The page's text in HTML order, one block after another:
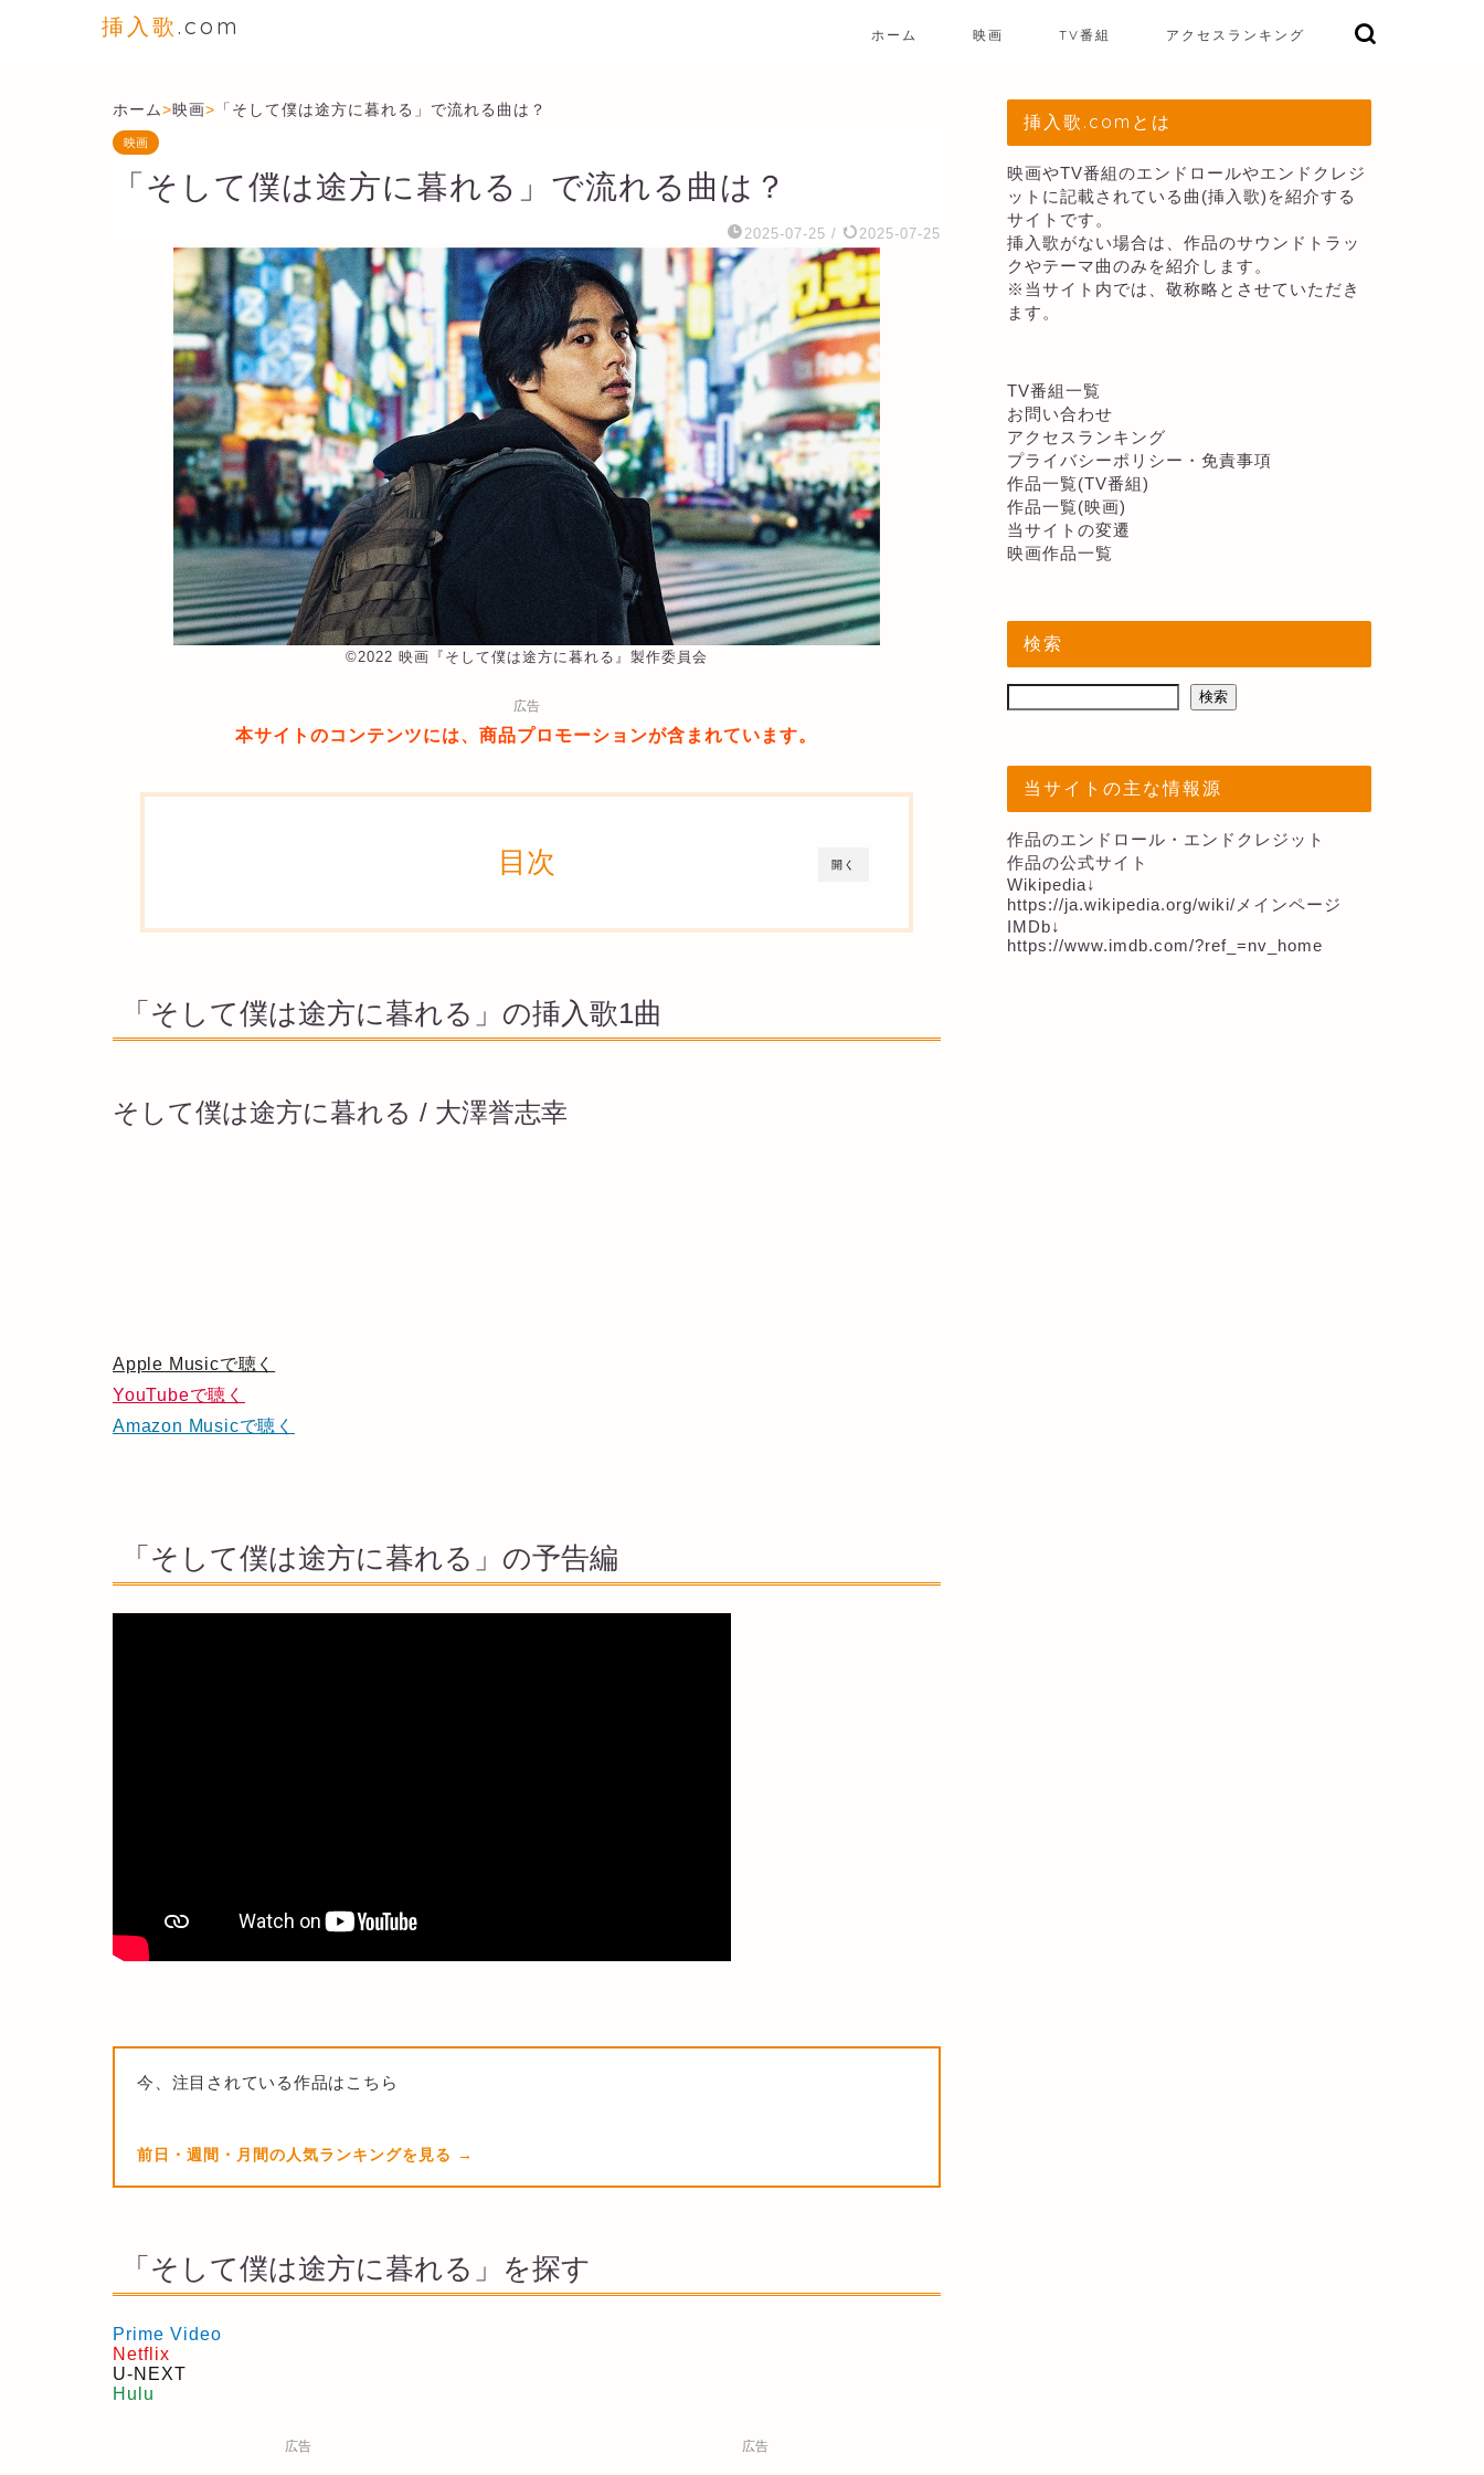
挿入歌.com ホーム 映画 TV番組 アクセスランキング
ホーム>映画> 「そして僕は途方に暮れる」で流れる曲は？
映画
「そして僕は途方に暮れる」で流れる曲は？
2025-07-25 / 2025-07-25
©︎2022 映画『そして僕は途方に暮れる』製作委員会
広告
本サイトのコンテンツには、商品プロモーションが含まれています。
開く
目次
「そして僕は途方に暮れる」の挿入歌1曲
そして僕は途方に暮れる / 大澤誉志幸
Apple Musicで聴く
YouTubeで聴く
Amazon Musicで聴く
「そして僕は途方に暮れる」の予告編
今、注目されている作品はこちら
前日・週間・月間の人気ランキングを見る
「そして僕は途方に暮れる」を探す
Prime Video
Netflix
U-NEXT
Hulu
広告 広告
挿入歌.comとは
映画やTV番組のエンドロールやエンドクレジ
ットに記載されている曲(挿入歌)を紹介する
サイトです。
挿入歌がない場合は、作品のサウンドトラッ
クやテーマ曲のみを紹介します。
※当サイト内では、敬称略とさせていただき
ます。
TV番組一覧
お問い合わせ
アクセスランキング
プライバシーポリシー・免責事項
作品一覧(TV番組)
作品一覧(映画)
当サイトの変遷
映画作品一覧
検索
検索
当サイトの主な情報源
作品のエンドロール・エンドクレジット
作品の公式サイト
Wikipedia↓
https://ja.wikipedia.org/wiki/メインページ
IMDb↓
https://www.imdb.com/?ref_=nv_home